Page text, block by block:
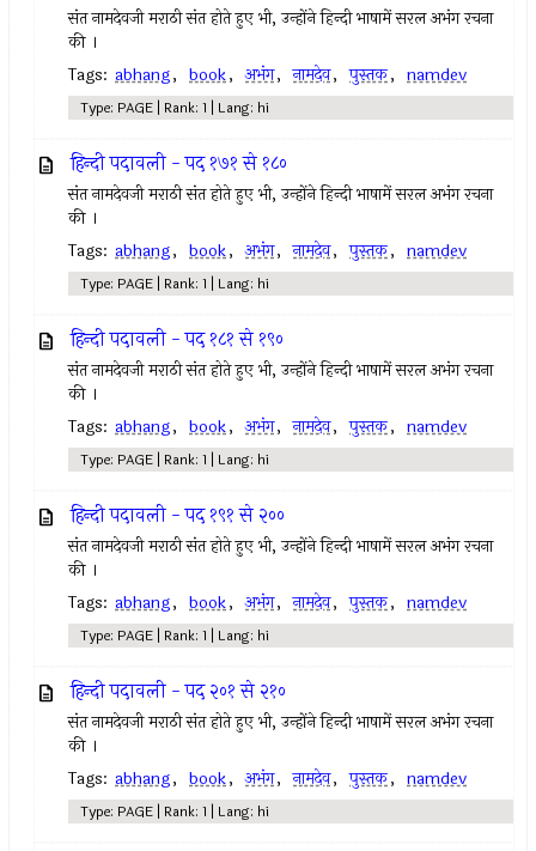
संत नामदेवजी मराठी संत होते हुए भी, उन्होंने हिन्दी भाषामें सरल अभंग रचना
की ।
Tags: abhang, book, अभंग, नामदेव, पुस्तक, namdev
Type: PAGE | Rank: 1 | Lang: hi
हिन्दी पदावली - पद १७१ से १८०
संत नामदेवजी मराठी संत होते हुए भी, उन्होंने हिन्दी भाषामें सरल अभंग रचना
की ।
Tags: abhang, book, अभंग, नामदेव, पुस्तक, namdev
Type: PAGE | Rank: 1 | Lang: hi
हिन्दी पदावली - पद १८१ से १९०
संत नामदेवजी मराठी संत होते हुए भी, उन्होंने हिन्दी भाषामें सरल अभंग रचना
की ।
Tags: abhang, book, अभंग, नामदेव, पुस्तक, namdev
Type: PAGE | Rank: 1 | Lang: hi
हिन्दी पदावली - पद १९१ से २००
संत नामदेवजी मराठी संत होते हुए भी, उन्होंने हिन्दी भाषामें सरल अभंग रचना
की ।
Tags: abhang, book, अभंग, नामदेव, पुस्तक, namdev
Type: PAGE | Rank: 1 | Lang: hi
हिन्दी पदावली - पद २०१ से २१०
संत नामदेवजी मराठी संत होते हुए भी, उन्होंने हिन्दी भाषामें सरल अभंग रचना
की ।
Tags: abhang, book, अभंग, नामदेव, पुस्तक, namdev
Type: PAGE | Rank: 1 | Lang: hi